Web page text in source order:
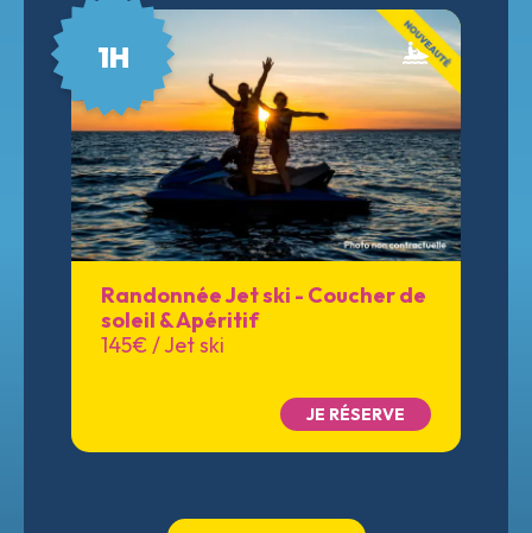
1H
Randonnée Jet ski - Coucher de
soleil & Apéritif
145€ / Jet ski
JE RÉSERVE